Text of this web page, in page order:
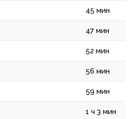
45 мин
47 мин
52 мин
56 мин
59 мин
1 ч 3 мин